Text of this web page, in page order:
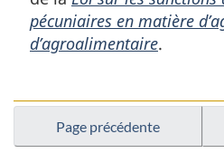
a
l
e
pécuniaires en matière
d’agroalimentaire.
Page précédente